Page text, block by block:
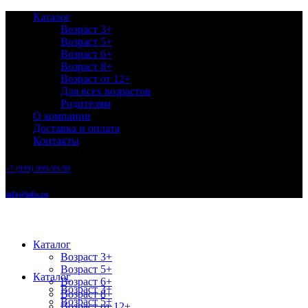
Каталог
Возраст 3+
Возраст 5+
Возраст 6+
Возраст 8+
Возраст от 12+
Для всех возрастов
Родителям
О компании
Доставка и оплата
Контакты
+7 (999) 999-99-99
info@info.ru
Каталог
Возраст 3+
Возраст 5+
Возраст 6+
Возраст 8+
Каталог
Возраст 3+
Возраст 5+